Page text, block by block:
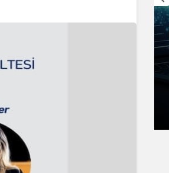
Ferhat Sağlam Tek
Tv’de Marka
Programına Konuk